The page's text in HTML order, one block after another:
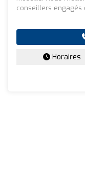
conseillers engagés
Horaires